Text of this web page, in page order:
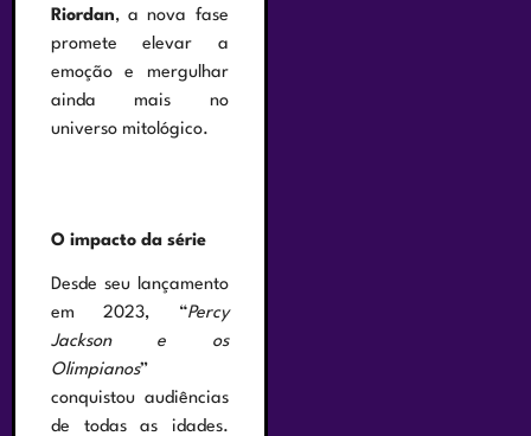
Riordan, a nova fase
promete elevar a
emoção e mergulhar
ainda mais no
universo mitológico.
O impacto da série
Desde seu lançamento
em 2023, “Percy
Jackson e os
Olimpianos”
conquistou audiências
de todas as idades.